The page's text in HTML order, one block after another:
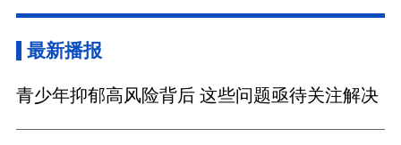
最新播报
青少年抑郁高风险背后 这些问题亟待关注解决